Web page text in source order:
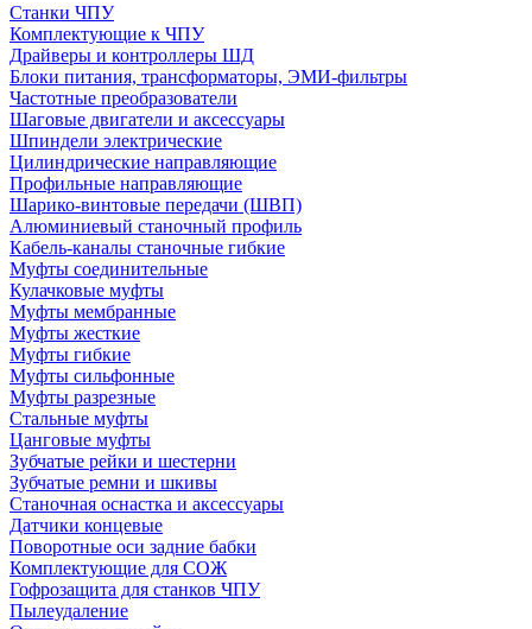
Станки ЧПУ
Комплектующие к ЧПУ
Драйверы и контроллеры ШД
Блоки питания, трансформаторы, ЭМИ-фильтры
Частотные преобразователи
Шаговые двигатели и аксессуары
Шпиндели электрические
Цилиндрические направляющие
Профильные направляющие
Шарико-винтовые передачи (ШВП)
Алюминиевый станочный профиль
Кабель-каналы станочные гибкие
Муфты соединительные
Кулачковые муфты
Муфты мембранные
Муфты жесткие
Муфты гибкие
Муфты сильфонные
Муфты разрезные
Стальные муфты
Цанговые муфты
Зубчатые рейки и шестерни
Зубчатые ремни и шкивы
Станочная оснастка и аксессуары
Датчики концевые
Поворотные оси задние бабки
Комплектующие для СОЖ
Гофрозащита для станков ЧПУ
Пылеудаление